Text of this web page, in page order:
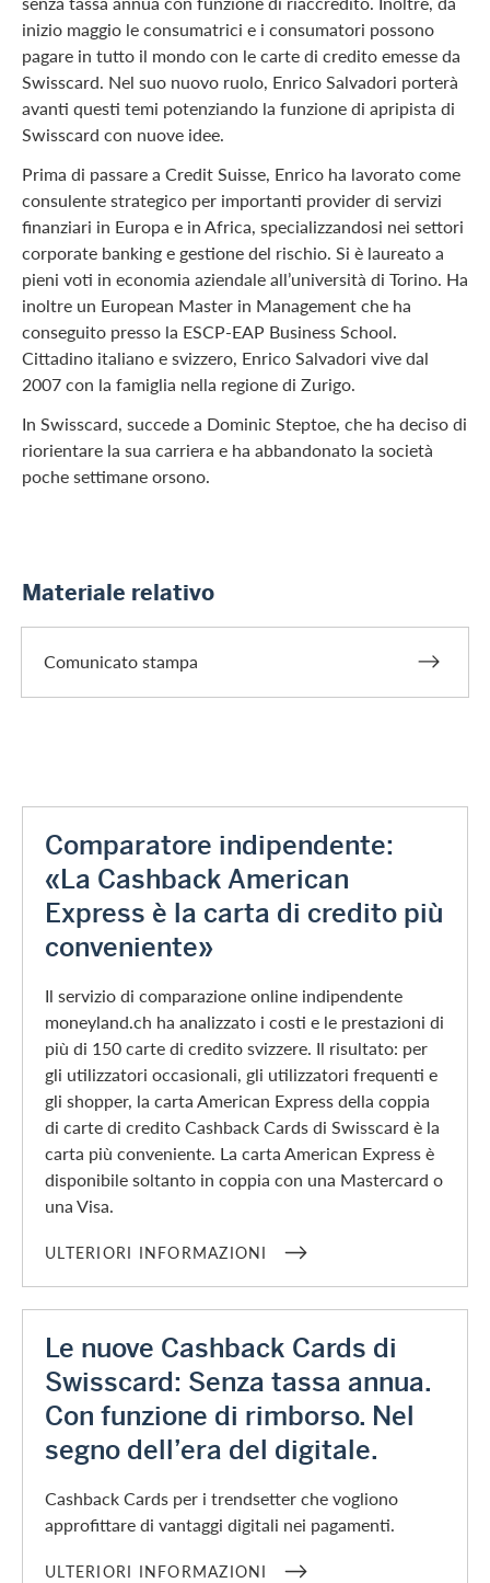
inizio maggio le consumatrici e i consumatori possono
pagare in tutto il mondo con le carte di credito emesse da
Swisscard. Nel suo nuovo ruolo, Enrico Salvadori porterà
avanti questi temi potenziando la funzione di apripista di
Swisscard con nuove idee.
Prima di passare a Credit Suisse, Enrico ha lavorato come
consulente strategico per importanti provider di servizi
finanziari in Europa e in Africa, specializzandosi nei settori
corporate banking e gestione del rischio. Si è laureato a
pieni voti in economia aziendale all’università di Torino. Ha
inoltre un European Master in Management che ha
conseguito presso la ESCP-EAP Business School.
Cittadino italiano e svizzero, Enrico Salvadori vive dal
2007 con la famiglia nella regione di Zurigo.
In Swisscard, succede a Dominic Steptoe, che ha deciso di
riorientare la sua carriera e ha abbandonato la società
poche settimane orsono.
Materiale relativo
Comunicato stampa
Comparatore indipendente:
«La Cashback American
Express è la carta di credito più
conveniente»
Il servizio di comparazione online indipendente
moneyland.ch ha analizzato i costi e le prestazioni di
più di 150 carte di credito svizzere. Il risultato: per
gli utilizzatori occasionali, gli utilizzatori frequenti e
gli shopper, la carta American Express della coppia
di carte di credito Cashback Cards di Swisscard è la
carta più conveniente. La carta American Express è
disponibile soltanto in coppia con una Mastercard o
una Visa.
ULTERIORI INFORMAZIONI
Le nuove Cashback Cards di
Swisscard: Senza tassa annua.
Con funzione di rimborso. Nel
segno dell’era del digitale.
Cashback Cards per i trendsetter che vogliono
approfittare di vantaggi digitali nei pagamenti.
ULTERIORI INFORMAZIONI